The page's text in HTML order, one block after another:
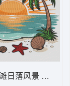
险-
日落风景 热带